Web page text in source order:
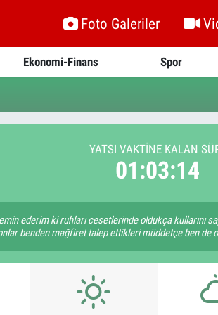
Foto Galeriler
Ekonomi-Finans Spor
YATSI VAKTİNE KALAN
01:03:14
ederim ki ruhları cesetlerinde oldukça kullarını
benden mağfiret talep ettikleri müddetçe ben de